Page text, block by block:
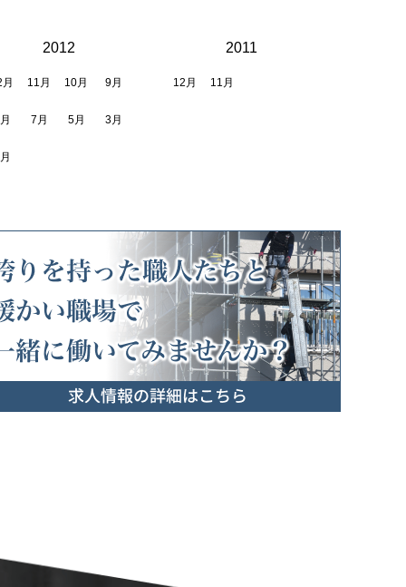
2012
11月 10月 9月
7月 5月 3月
2011
12月 11月